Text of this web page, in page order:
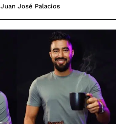
Juan José Palacios